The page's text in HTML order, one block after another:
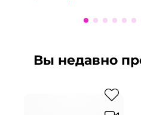
Вы недавно